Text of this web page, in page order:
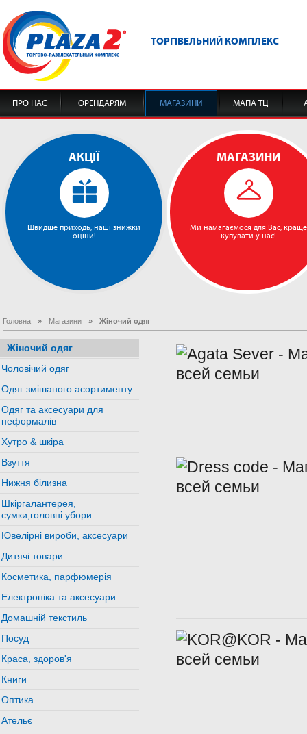
ТОРГІВЕЛЬНИЙ КОМПЛЕКС
ПРО НАС ОРЕНДАРЯМ МАГАЗИНИ МАПА ТЦ
АКЦІЇ
Швидше приходь, наші знижки
оціни!
МАГАЗИНИ
Ми намагаємося для Вас, краще
купувати у нас!
Головна » Магазини » Жіночий одяг
Жіночий одяг
Чоловічий одяг
Одяг змішаного асортименту
Одяг та аксесуари для
неформалів
Хутро & шкіра
Взуття
Нижня білизна
Шкіргалантерея,
сумки,головні убори
Ювелірні вироби, аксесуари
Дитячі товари
Косметика, парфюмерія
Електроніка та аксесуари
Домашній текстиль
Посуд
Краса, здоров'я
Книги
Оптика
Ательє